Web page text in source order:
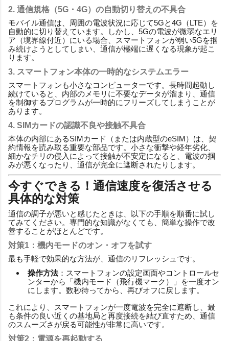
2. 通信規格（5G・4G）の自動切り替えの不具合
モバイル通信は、周囲の電波状況に応じて5Gと4G（LTE）を
自動的に切り替えています。しかし、5Gの電波が微弱なエリ
ア（境界線付近）にいる場合、スマートフォンが弱い5Gを掴
み続けようとしてしまい、通信が極端に遅くなる現象が起こ
ります。
3. スマートフォン本体の一時的なシステムエラー
スマートフォンも小さなコンピューターです。長時間起動し
続けていると、内部のメモリに不要なデータが溜まり、通信
を制御するプログラムが一時的にフリーズしてしまうことが
あります。
4. SIMカードの認識不良や接触不具合
本体の内部にあるSIMカード（または内蔵型のeSIM）は、契
約情報を読み取る重要な部品です。小さな衝撃や経年劣化、
細かなチリの侵入によって接触が不安定になると、電波の掴
みが悪くなったり、通信が完全に遮断されたりします。
今すぐできる！通信速度を復活させる
具体的な対策
通信の調子が悪いと感じたときは、以下の手順を順番に試し
てみてください。専門的な知識がなくても、簡単な操作で改
善することがほとんどです。
対策1：機内モードのオン・オフを試す
最も手軽で効果的な方法が、通信のリフレッシュです。
操作方法：スマートフォンの設定画面やコントロールセ
ンターから「機内モード（飛行機マーク）」を一度オン
にします。数秒待ってから、再びオフに戻します。
これにより、スマートフォンが一度電波を完全に遮断し、最
も条件の良い近くの基地局と再度接続を結び直すため、通信
のスムーズさが戻る可能性が非常に高いです。
対策2：電源を再起動する